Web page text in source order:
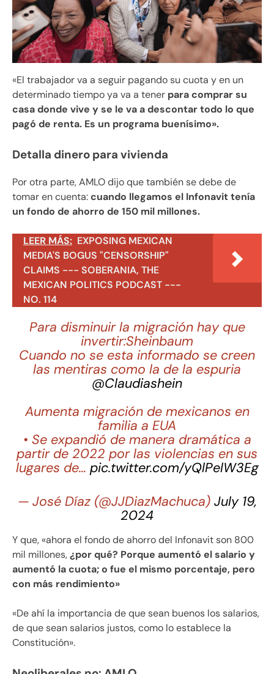
«El trabajador va a seguir pagando su cuota y en un
determinado tiempo ya va a tener para comprar su
casa donde vive y se le va a descontar todo lo que
pagó de renta. Es un programa buenísimo».
Detalla dinero para vivienda
Por otra parte, AMLO dijo que también se debe de
tomar en cuenta:cuando llegamos el Infonavit tenía
un fondo de ahorro de 150 mil millones.
LEER MÁS: EXPOSING MEXICAN
MEDIA'S BOGUS "CENSORSHIP"
CLAIMS --- SOBERANIA, THE
MEXICAN POLITICS PODCAST ---
NO. 114
Para disminuir la migración hay que
invertir:Sheinbaum
Cuando no se esta informado se creen
las mentiras como la de la espuria
@Claudiashein
Aumenta migración de mexicanos en
familia a EUA
• Se expandió de manera dramática a
partir de 2022 por las violencias en sus
lugares de… pic.twitter.com/yQlPelW3Eg
— José Díaz (@JJDiazMachuca) July 19,
2024
Y que, «ahora el fondo de ahorro del Infonavit son 800
mil millones,¿por qué? Porque aumentó el salario y
aumentó la cuota; o fue el mismo porcentaje, pero
con más rendimiento»
«De ahí la importancia de que sean buenos los salarios,
de que sean salarios justos, como lo establece la
Constitución».